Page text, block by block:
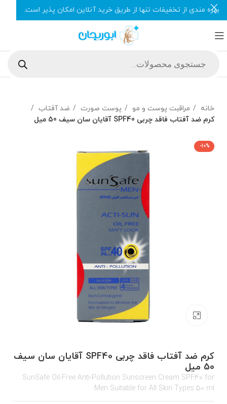
خانه مراقبت پوست و مو پوست صورت
ضد آفتاب
كرم ضد آفتاب فاقد چربی SPF40 آقایان سان سیف 50 میل
-10%
برای بزرگنمایی کلیک کنید
كرم ضد آفتاب فاقد چربی SPF40 آقایان سان سیف
50 میل
SunSafe Oil-Free Anti-Pollution Sunscreen Cream SPF40 for
Men Suitable for All Skin Types 50 ml
بهره مندی از تخفیفات تنها از طریق خرید آنلاین امکان پذیر است.